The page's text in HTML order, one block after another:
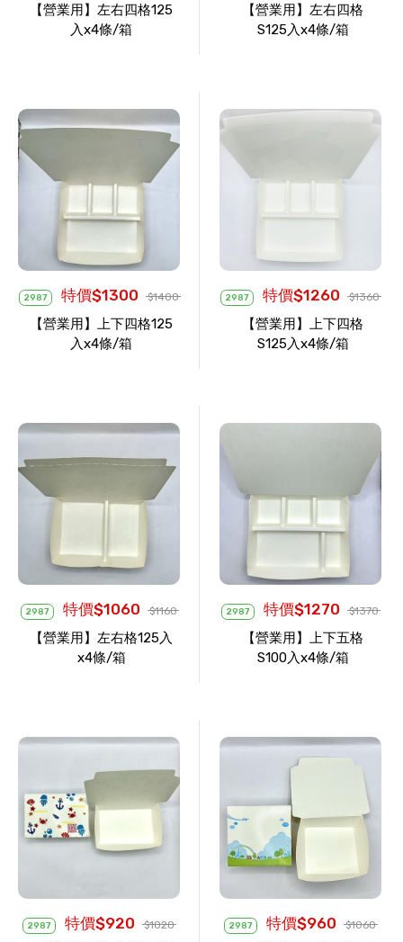
【營業用】左右四格125
入x4條/箱
【營業用】左右四格
S125入x4條/箱
2987 特價$1300 $1400
【營業用】上下四格125
入x4條/箱
2987 特價$1260 $1360
【營業用】上下四格
S125入x4條/箱
2987 特價$1060 $1160
【營業用】左右格125入
x4條/箱
2987 特價$1270 $1370
【營業用】上下五格
S100入x4條/箱
2987 特價$920 $1020 2987 特價$960 $1060